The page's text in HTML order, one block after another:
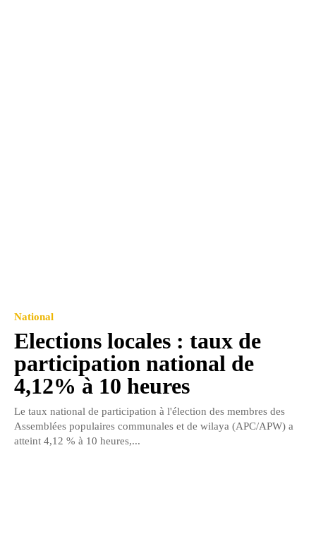
National
Elections locales : taux de
participation national de
4,12% à 10 heures
Le taux national de participation à l'élection des membres des
Assemblées populaires communales et de wilaya (APC/APW) a
atteint 4,12 % à 10 heures,...